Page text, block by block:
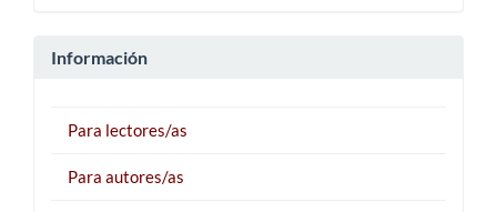
Información
Para lectores/as
Para autores/as